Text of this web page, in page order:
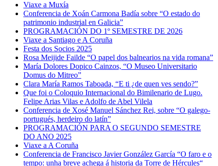
Viaxe a Muxía
Conferencia de Xoán Carmona Badía sobre “O estado do
patrimonio industrial en Galicia”
PROGRAMACIÓN DO 1º SEMESTRE DE 2026
Viaxe a Santiago e A Coruña
Festa dos Socios 2025
Rosa Meijide Failde “O papel dos balnearios na vida romana”
María Dolores Dopico Cainzos, “O Museo Universitario
Domus do Mitreo”
Clara María Ramos Taboada, “E ti ¿de quen ves sendo?”
Que foi o Coloquio Internacional do Bimilenario de Lugo.
Felipe Arias Vilas e Adolfo de Abel Vilela
Conferencia de Xosé Manuel Sánchez Rei, sobre “O galego-
portugués, herdeiro do latín”
PROGRAMACIÓN PARA O SEGUNDO SEMESTRE
DO ANO 2025
Viaxe a A Coruña
Conferencia de Francisco Javier González García “O faro e o
tempo: unha breve achega á historia da Torre de Hércules“